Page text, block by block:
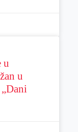
u
u